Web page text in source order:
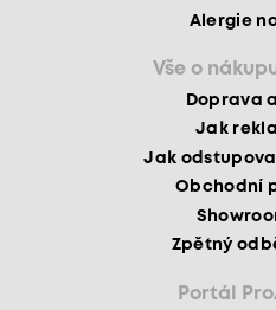
Alergie
Vše o
Doprava
Jak
Jak
Obchodní
Zpětný
Portál